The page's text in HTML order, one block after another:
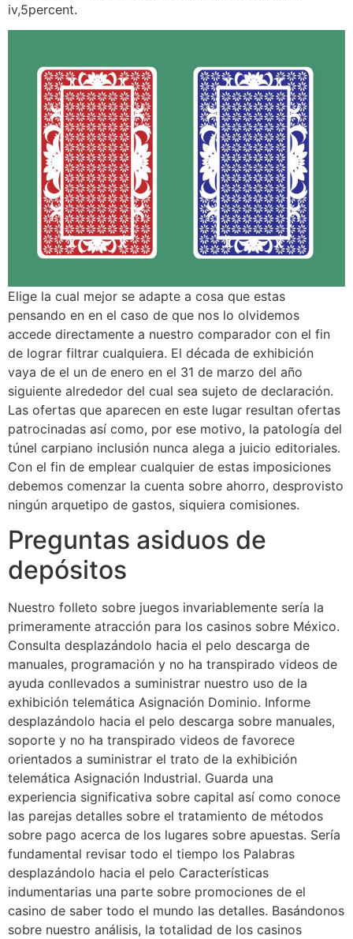
iv,5percent.
Elige la cual mejor se adapte a cosa que estas
pensando en en el caso de que nos lo olvidemos
accede directamente a nuestro comparador con el fin
de lograr filtrar cualquiera. El década de exhibición
vaya de el un de enero en el 31 de marzo del año
siguiente alrededor del cual sea sujeto de declaración.
Las ofertas que aparecen en este lugar resultan ofertas
patrocinadas así­ como, por ese motivo, la patologí­a del
túnel carpiano inclusión nunca alega a juicio editoriales.
Con el fin de emplear cualquier de estas imposiciones
debemos comenzar la cuenta sobre ahorro, desprovisto
ningún arquetipo de gastos, siquiera comisiones.
Preguntas asiduos de
depósitos
Nuestro folleto sobre juegos invariablemente sería la
primeramente atracción para los casinos sobre México.
Consulta desplazándolo hacia el pelo descarga de
manuales, programación y no ha transpirado videos de
ayuda conllevados a suministrar nuestro uso de la
exhibición telemática Asignación Dominio. Informe
desplazándolo hacia el pelo descarga sobre manuales,
soporte y no ha transpirado videos de favorece
orientados a suministrar el trato de la exhibición
telemática Asignación Industrial. Guarda una
experiencia significativa sobre capital así­ como conoce
las parejas detalles sobre el tratamiento de métodos
sobre pago acerca de los lugares sobre apuestas. Serí­a
fundamental revisar todo el tiempo los Palabras
desplazándolo hacia el pelo Características
indumentarias una parte sobre promociones de el
casino de saber todo el mundo las detalles. Basándonos
sobre nuestro análisis, la totalidad de los casinos